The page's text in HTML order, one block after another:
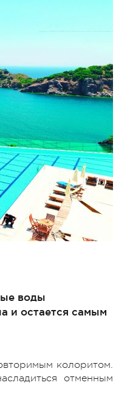
воды
и остается самым
колоритом.
отменным